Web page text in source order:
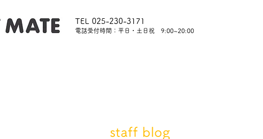
TEL 025-230-3171
​電話受付時間：平日・土日祝 9:00~20:00
staff blog